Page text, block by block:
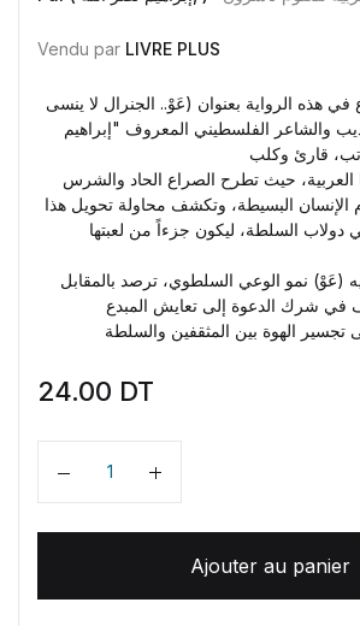
Vendu par LIVRE PLUS
هذه الرواية بعنوان (عَوْ.. الجنرال لا ينسى
والشاعر الفلسطيني المعروف "إبراهيم
قارئ وكلب
العربية، حيث تطرح الصراع الحاد والشرس
الإنسان البسيطة، وتكشف محاولة تحويل هذا
دولاب السلطة، ليكون جزءاً من لعبتها
(عَوْ) نمو الوعي السلطوي، ترصد بالمقابل
شرك الدعوة إلى تعايش المبدع
الهوة بين المثقفين والسلطة
24.00 DT
Quantité
Ajouter au panier